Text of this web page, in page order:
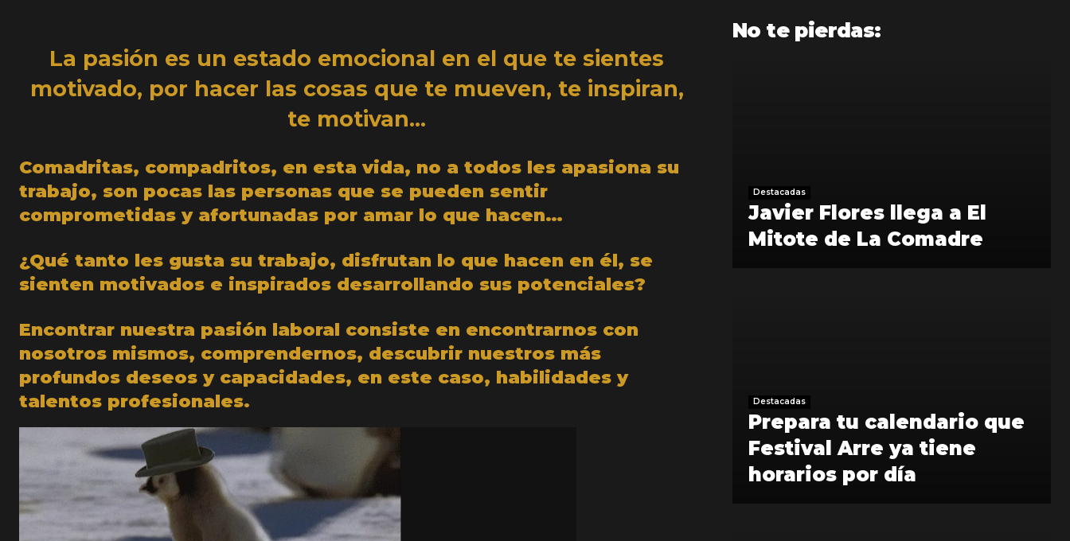
La pasión es un estado emocional en el que te sientes
motivado, por hacer las cosas que te mueven, te inspiran,
te motivan…
Comadritas, compadritos, en esta vida, no a todos les apasiona su
trabajo, son pocas las personas que se pueden sentir
comprometidas y afortunadas por amar lo que hacen…
¿Qué tanto les gusta su trabajo, disfrutan lo que hacen en él, se
sienten motivados e inspirados desarrollando sus potenciales?
Encontrar nuestra pasión laboral consiste en encontrarnos con
nosotros mismos, comprendernos, descubrir nuestros más
profundos deseos y capacidades, en este caso, habilidades y
talentos profesionales.
No te pierdas:
Destacadas
Javier Flores llega a El
Mitote de La Comadre
Destacadas
Prepara tu calendario que
Festival Arre ya tiene
horarios por día